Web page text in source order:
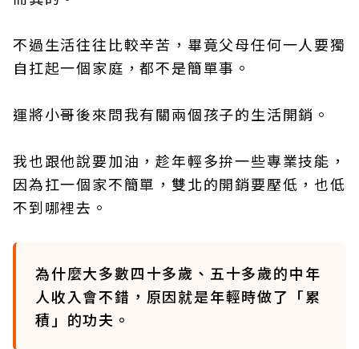
不過生活往往比較辛苦，畢竟父母任何一人要獨
自扛起一個家庭，都不是簡單事。
運將小哥後來問我有關兩個孩子的生活開銷。
我也跟他說要加油，趁年輕多拚一些專業技能，
因為扛一個家不簡單，雙北的開銷要壓低，也低
不到哪裡去。
為什麼大多數四十多歲、五十多歲的中年
人收入會不錯，原因就是年輕時做了「累
積」的功夫。